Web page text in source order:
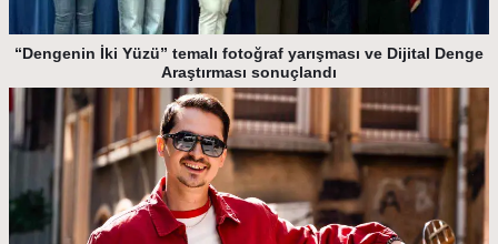
“Dengenin İki Yüzü” temalı fotoğraf yarışması ve Dijital Denge
Araştırması sonuçlandı